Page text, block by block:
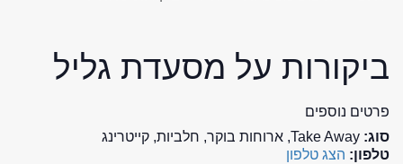
ביקורות על מסעדת גליל
פרטים נוספים
סוג: Take Away, ארוחות בוקר, חלביות, קייטרינג
טלפון: הצג טלפון